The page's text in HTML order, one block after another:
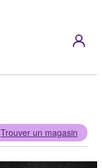
Trouver un magasin